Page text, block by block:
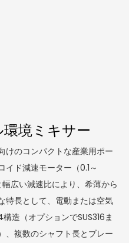
境ミキサー
けのコンパクトな産業用ポー
イド減速モーター（0.1～
広い減速比により、希薄から
特長として、電動または空気
造（オプションでSUS316ま
、複数のシャフト長とブレー